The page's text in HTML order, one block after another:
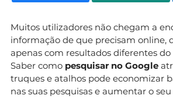
Muitos utilizadores não chegam a
informação de que precisam online,
apenas com resultados diferentes do
Saber como pesquisar no Google
truques e atalhos pode economizar
nas suas pesquisas e aumentar o